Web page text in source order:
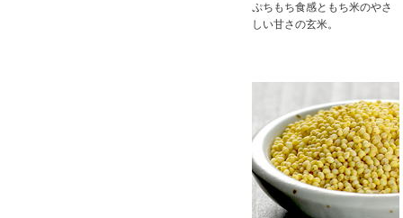
ぷちもち食感ともち米のやさ
しい甘さの玄米。